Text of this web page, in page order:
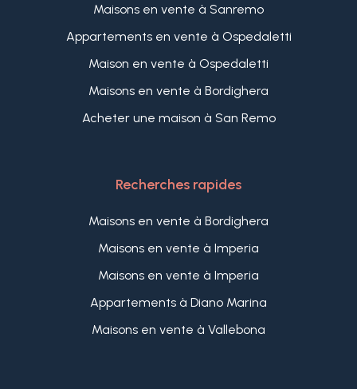
Maisons en vente à Sanremo
Appartements en vente à Ospedaletti
Maison en vente à Ospedaletti
Maisons en vente à Bordighera
Acheter une maison à San Remo
Recherches rapides
Maisons en vente à Bordighera
Maisons en vente à Imperia
Maisons en vente à Imperia
Appartements à Diano Marina
Maisons en vente à Vallebona